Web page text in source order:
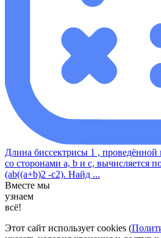
Длина биссектрисы 1 , проведённой
со сторонами a, b и с, вычисляется
(ab((a+b)2 -c2). Найд ...
Вместе мы
узнаем
всё!
Этот сайт использует cookies (